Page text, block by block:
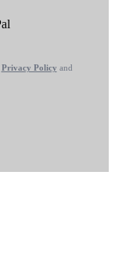
Privacy Policy and